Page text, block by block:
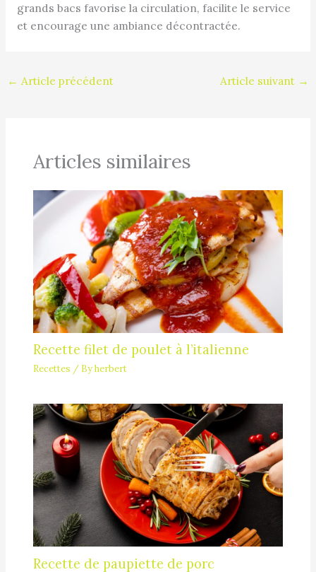
grands bacs favorise la circulation, facilite le service
et encourage une ambiance décontractée.
← Article précédent Article suivant →
Articles similaires
Recette filet de poulet à l’italienne
Recettes / Byherbert
Recette de paupiette de porc